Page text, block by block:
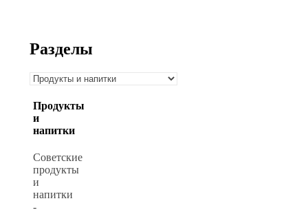
Разделы
Разделы
Продукты
и
напитки
Советские
продукты
и
напитки
-